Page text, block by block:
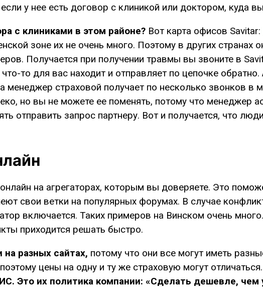
у нее есть договор с клиникой или доктором, куда
с клиниками в этом районе? Вот карта офисов Savitar:
зоне их не очень много. Поэтому в других странах
Получается при получении травмы вы звоните в
то для вас находит и отправляет по цепочке обратно.
менеджер страховой получает по несколько звонков в
но вы не можете ее поменять, потому что менеджер
отправить запрос партнеру. Вот и получается, что
на агрегаторах, которым вы доверяете. Это
свои ветки на популярных форумах. В случае
включается. Таких примеров на Винском очень
приходится решать быстро.
разных сайтах, потому что они все могут иметь
цены на одну и ту же страховую могут
Это их политика компании: «Сделать дешевле, чем